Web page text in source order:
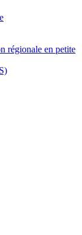
régionale en petite